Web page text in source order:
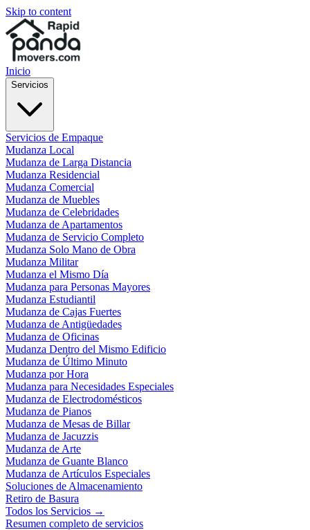
Skip to content
Inicio
Servicios
Servicios de Empaque
Mudanza Local
Mudanza de Larga Distancia
Mudanza Residencial
Mudanza Comercial
Mudanza de Muebles
Mudanza de Celebridades
Mudanza de Apartamentos
Mudanza de Servicio Completo
Mudanza Solo Mano de Obra
Mudanza Militar
Mudanza el Mismo Día
Mudanza para Personas Mayores
Mudanza Estudiantil
Mudanza de Cajas Fuertes
Mudanza de Antigüedades
Mudanza de Oficinas
Mudanza Dentro del Mismo Edificio
Mudanza de Último Minuto
Mudanza por Hora
Mudanza para Necesidades Especiales
Mudanza de Electrodomésticos
Mudanza de Pianos
Mudanza de Mesas de Billar
Mudanza de Jacuzzis
Mudanza de Arte
Mudanza de Guante Blanco
Mudanza de Artículos Especiales
Soluciones de Almacenamiento
Retiro de Basura
Todos los Servicios →
Resumen completo de servicios